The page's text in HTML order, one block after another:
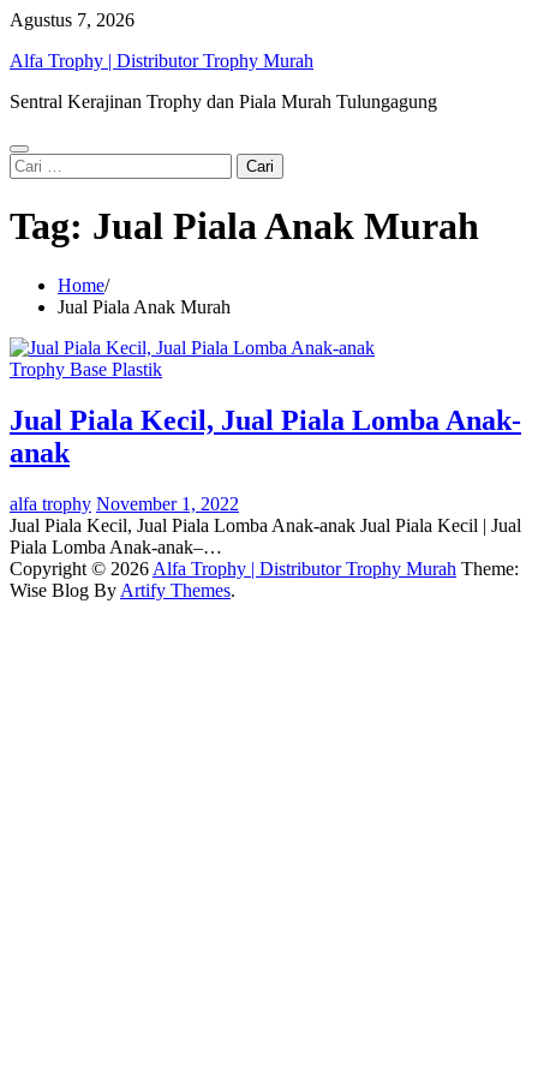
Skip
content
Agustus 7, 2026
Alfa Trophy | Distributor Trophy Murah
Sentral Kerajinan Trophy dan Piala Murah Tulungagung
Cari
untuk:
Tag: Jual Piala Anak Murah
Home
Jual Piala Anak Murah
Trophy Base Plastik
Jual Piala Kecil, Jual Piala Lomba Anak-
anak
alfa trophy November 1, 2022
Jual Piala Kecil, Jual Piala Lomba Anak-anak Jual Piala Kecil | Jual
Piala Lomba Anak-anak–…
Copyright © 2026 Alfa Trophy | Distributor Trophy Murah Theme:
Wise Blog By Artify Themes.